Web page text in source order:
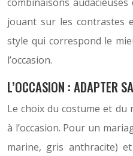
jouant sur les contrastes
style qui correspond le
l’occasion.
L’OCCASION : ADAPTER
Le choix du costume et
à l’occasion. Pour un
marine, gris anthracite)